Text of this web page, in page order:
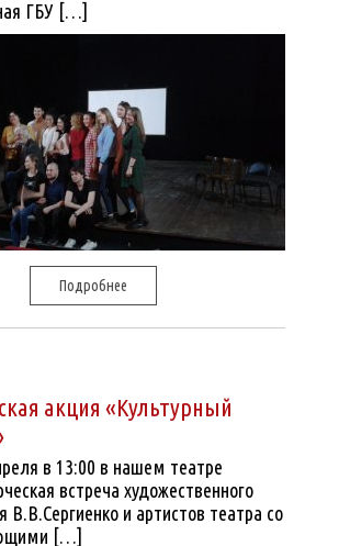
ГБУ […]
Подробнее
акция «Культурный
в 13:00 в нашем театре
встреча художественного
В.В.Сергиенко и артистов театра со
[…]